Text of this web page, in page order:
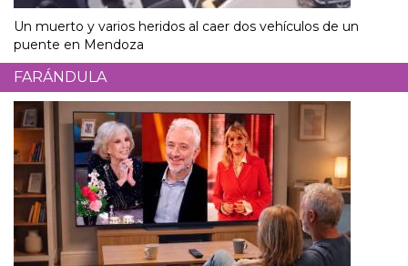
Un muerto y varios heridos al caer dos vehículos de un
puente en Mendoza
FARÁNDULA